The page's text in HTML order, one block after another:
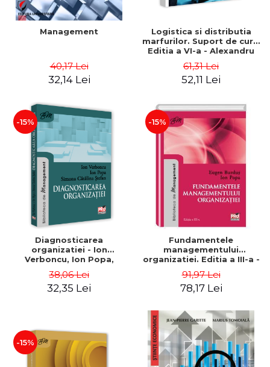
Management
40,17 Lei
32,14 Lei
Logistica si distributia
marfurilor. Suport de curs.
Editia a VI-a - Alexandru
61,31 Lei
52,11 Lei
-15%
Diagnosticarea
organizatiei - Ion
Verboncu, Ion Popa,
38,06 Lei
32,35 Lei
-15%
Fundamentele
managementului
organizatiei. Editia a III-a -
91,97 Lei
78,17 Lei
-15%